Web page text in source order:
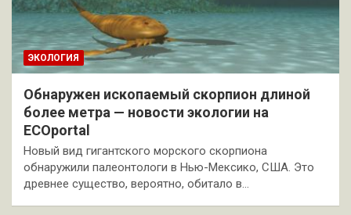
ЭКОЛОГИЯ
Обнаружен ископаемый скорпион длиной
более метра — новости экологии на
ECOportal
Новый вид гигантского морского скорпиона
обнаружили палеонтологи в Нью-Мексико, США. Это
древнее существо, вероятно, обитало в…